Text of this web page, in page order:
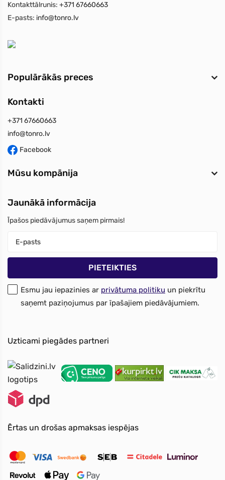
Kontakttālrunis: +371 67660663
E-pasts: info@tonro.lv
Populārākās preces
Kontakti
+371 67660663
info@tonro.lv
Facebook
Mūsu kompānija
Jaunākā informācija
Īpašos piedāvājumus saņem pirmais!
Esmu jau iepazinies ar privātuma politiku un piekrītu
saņemt paziņojumus par īpašajiem piedāvājumiem.
Uzticami piegādes partneri
Ērtas un drošas apmaksas iespējas